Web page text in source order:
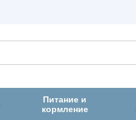
Питание и
кормление